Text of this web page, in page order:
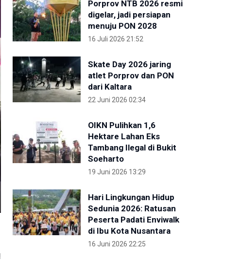
Porprov NTB 2026 resmi
digelar, jadi persiapan
menuju PON 2028
16 Juli 2026 21:52
Skate Day 2026 jaring
atlet Porprov dan PON
dari Kaltara
22 Juni 2026 02:34
OIKN Pulihkan 1,6
Hektare Lahan Eks
Tambang Ilegal di Bukit
Soeharto
19 Juni 2026 13:29
Hari Lingkungan Hidup
Sedunia 2026: Ratusan
Peserta Padati Enviwalk
di Ibu Kota Nusantara
16 Juni 2026 22:25